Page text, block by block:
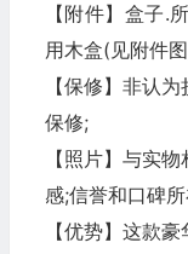
【附件】盒子.
用木盒(见附件
【保修】非认
保修;
【照片】与实
感;信誉和口碑
【优势】这款